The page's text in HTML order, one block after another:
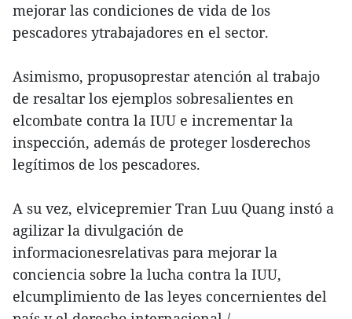
mejorar las condiciones de vida de los
pescadores ytrabajadores en el sector.
Asimismo, propusoprestar atención al trabajo
de resaltar los ejemplos sobresalientes en
elcombate contra la IUU e incrementar la
inspección, además de proteger losderechos
legítimos de los pescadores.
A su vez, elvicepremier Tran Luu Quang instó a
agilizar la divulgación de
informacionesrelativas para mejorar la
conciencia sobre la lucha contra la IUU,
elcumplimiento de las leyes concernientes del